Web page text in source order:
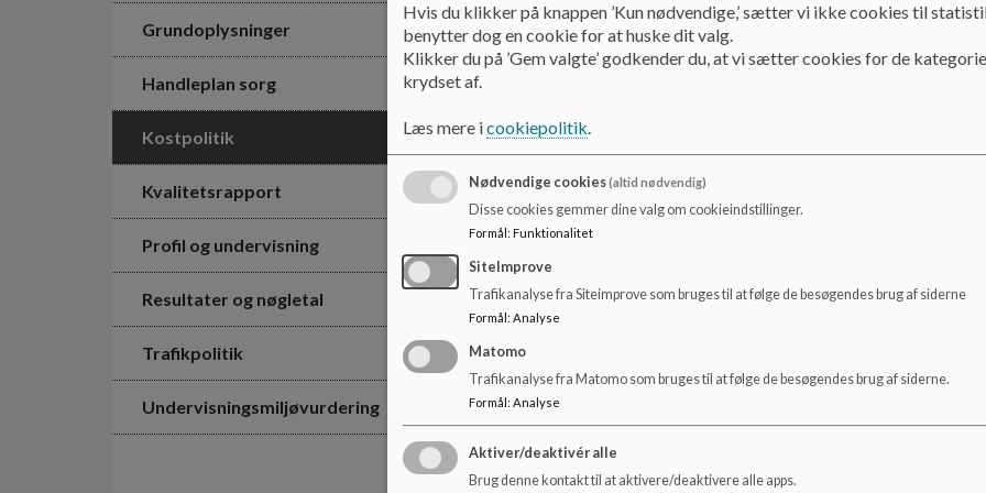
Grundoplysninger
Handleplan sorg
Kostpolitik
Kvalitetsrapport
Profil og undervisning
Resultater og nøgletal
Trafikpolitik
Undervisningsmiljøvurdering
Dokumenter
Vestfjendsskolens kostpolitik 2024_0.pdf
Hvis du klikker på knappen ’Kun nødvendige,’ sætter vi ikke cookies til
benytter dog en cookie for at huske dit valg.
Klikker du på ’Gem valgte’ godkender du, at vi sætter cookies for de
krydset af.
Læs mere icookiepolitik.
Nødvendige cookies(altid nødvendig)
Disse cookies gemmer dine valg om cookieindstillinger.
Formål : Funktionalitet
SiteImprove
Trafikanalyse fra Siteimprove som bruges til at følge de besøgendes brug af siderne
Formål : Analyse
Matomo
Trafikanalyse fra Matomo som bruges til at følge de besøgendes brug af siderne.
Formål: Analyse
Aktiver/deaktivér alle
Brug denne kontakt til at aktivere/deaktivere alle apps.